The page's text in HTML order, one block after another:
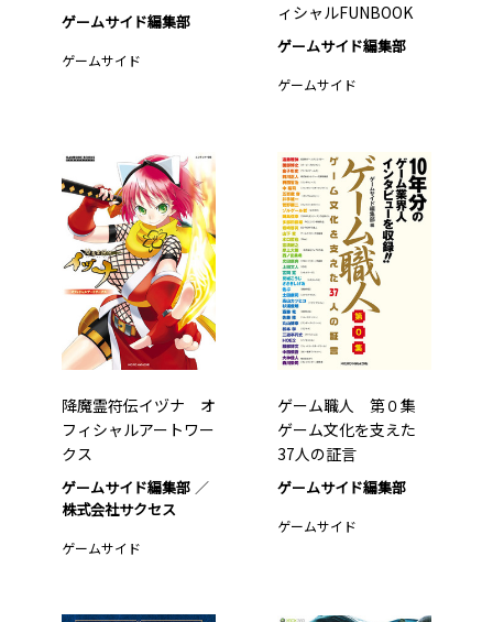
ゲームサイド編集部
ゲームサイド
ィシャルFUNBOOK
ゲームサイド編集部
ゲームサイド
降魔霊符伝イヅナ オ
フィシャルアートワー
クス
ゲームサイド編集部
株式会社サクセス
ゲームサイド
ゲーム職人 第０集
ゲーム文化を支えた
37人の証言
ゲームサイド編集部
ゲームサイド